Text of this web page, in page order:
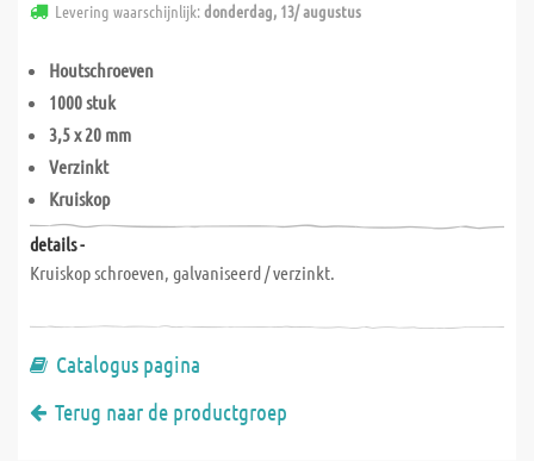
Levering waarschijnlijk:donderdag, 13/ augustus
Houtschroeven
1000 stuk
3,5 x 20 mm
Verzinkt
Kruiskop
details -
Kruiskop schroeven, galvaniseerd / verzinkt.
Catalogus pagina
Terug naar de productgroep